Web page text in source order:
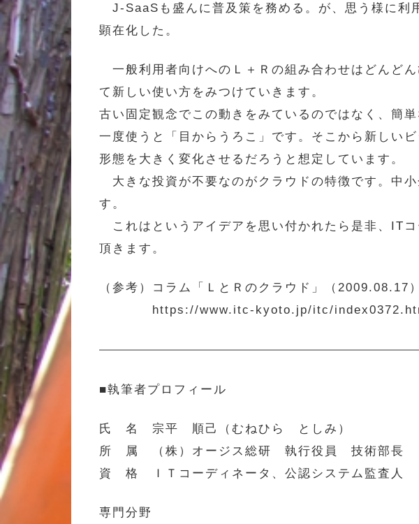
J-SaaSも盛んに普及策を務める。が、思う様に利
顕在化した。
一般利用者向けへのＬ＋Ｒの組み合わせはどんど
て新しい使い方をみつけていきます。
古い固定観念でこの動きをみているのではなく、簡
一度使うと「目からうろこ」です。そこから新しい
形態を大きく変化させるだろうと想定しています。
大きな投資が不要なのがクラウドの特徴です。中
す。
これはというアイデアを思い付かれたら是非、IT
頂きます。
（参考）コラム「ＬとＲのクラウド」（2009.08.17）
https://www.itc-kyoto.jp/itc/
■執筆者プロフィール
氏 名 宗平 順己（むねひら としみ）
所 属 （株）オージス総研 執行役員 技術部長
資 格 ＩＴコーディネータ、公認システム監査人
専門分野